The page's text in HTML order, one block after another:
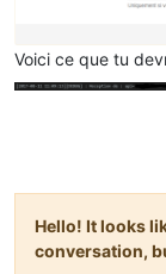
Voici ce que tu
Hello! It looks
conversation,